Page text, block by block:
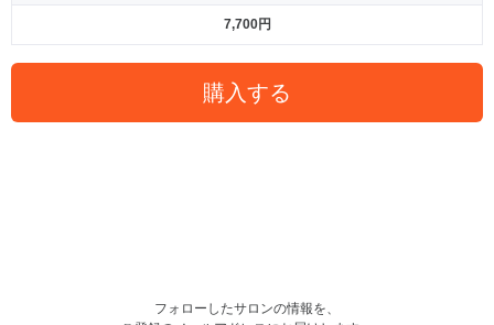
7,700円
購入する
フォローしたサロンの情報を、